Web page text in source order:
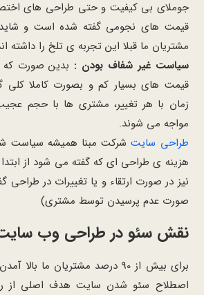
جوملای بی کیفیت و حتی طراحی های
مشتریان ما قبلا این تجربه ی تلخ را داشته
سیاست غیر شفاف بودن : بدین صورت که
قیمت های بسیار کم و بصورت کاملا کلی
زمان با هر تغییر، مشتری ها با حجم
مواجه می شوند.
طراحی سایتشرکت مبنا همیشه سیاست
هزینه ی طراحی ای که گفته می شود از
نیز در صورت ارتقاء و یا تغییرات در
صورت عدم پرسیدن توسط مشتری)
نقش سئو در طراحی وب
برای بیش از 90 درصد مشتریان ما
اصطلاح سئو شدن سایت هدف اصلی از